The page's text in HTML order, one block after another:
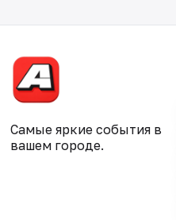
Самые яркие события в
вашем городе.